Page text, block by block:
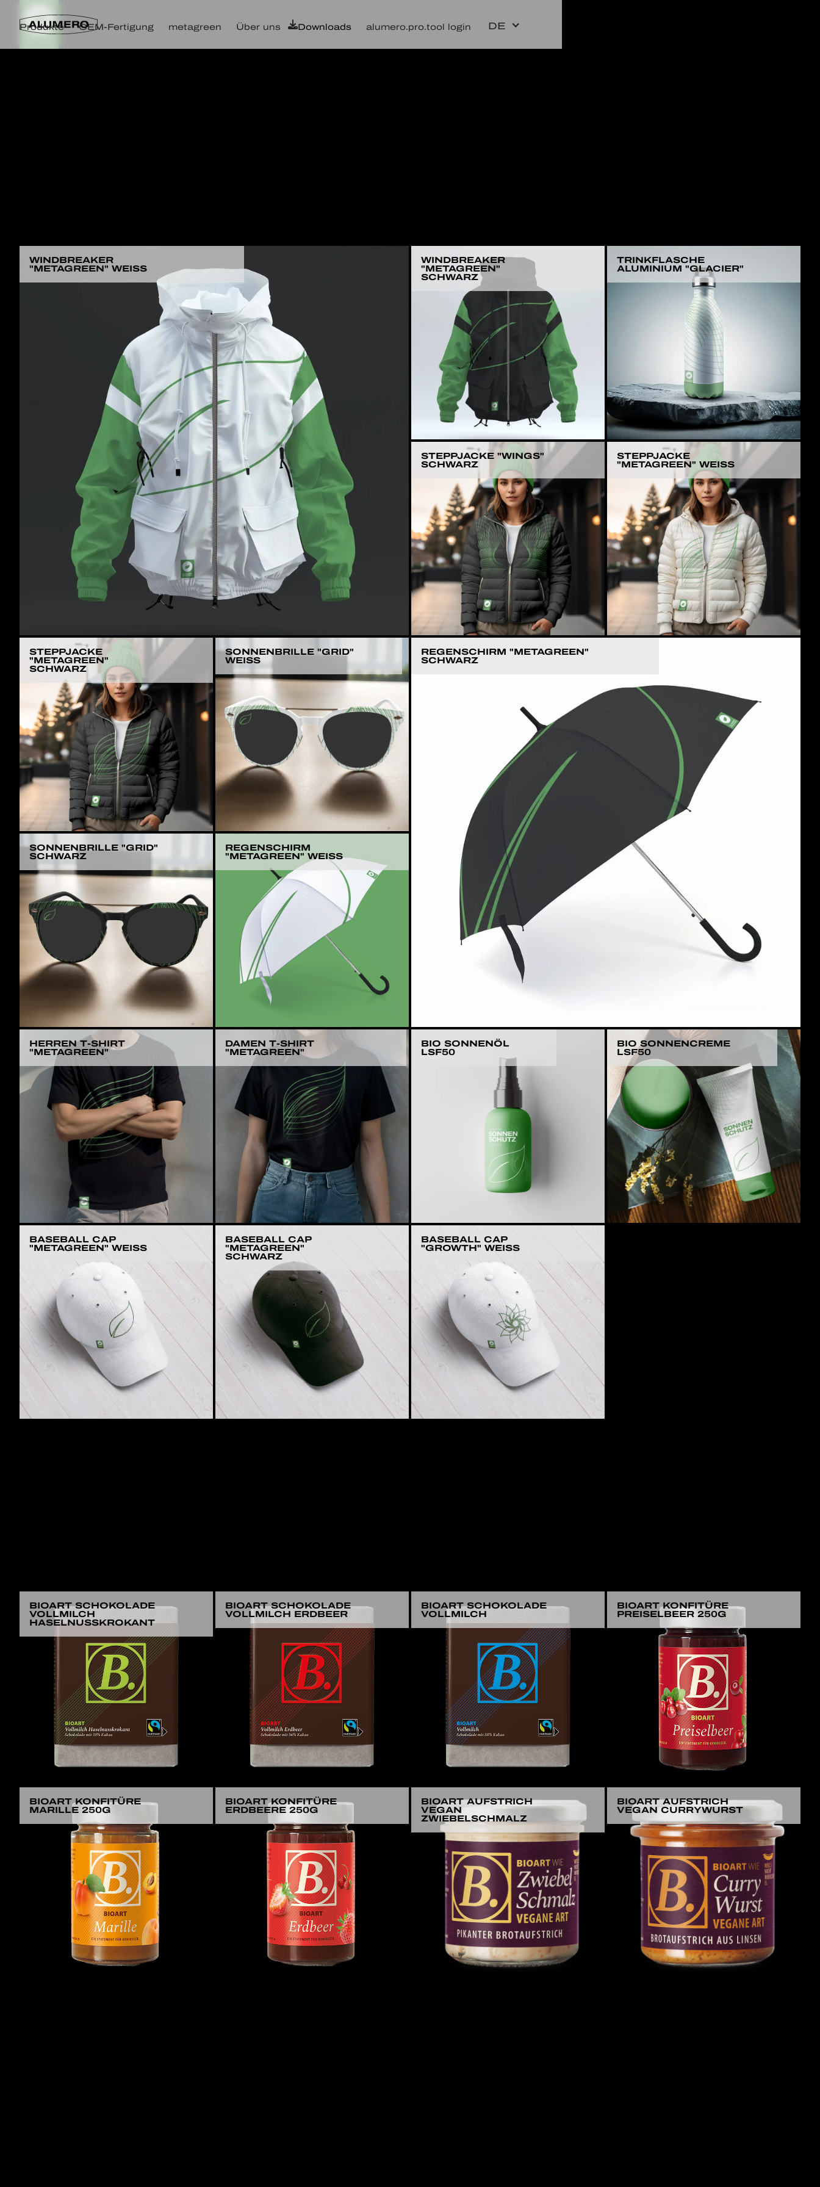
Produkte OEM-Fertigung metagreen Über uns Downloads alumero.pro.tool login DE
WINDBREAKER
"METAGREEN" WEISS
WINDBREAKER
"METAGREEN"
SCHWARZ
TRINKFLASCHE
ALUMINIUM "GLACIER"
STEPPJACKE "WINGS"
SCHWARZ
STEPPJACKE
"METAGREEN" WEISS
STEPPJACKE
"METAGREEN"
SCHWARZ
SONNENBRILLE "GRID"
WEISS
SONNENBRILLE "GRID"
SCHWARZ
REGENSCHIRM
"METAGREEN" WEISS
REGENSCHIRM "METAGREEN"
SCHWARZ
HERREN T-SHIRT
"METAGREEN"
DAMEN T-SHIRT
"METAGREEN"
BIO SONNENÖL
LSF50
BIO SONNENCREME
LSF50
BASEBALL CAP
"METAGREEN" WEISS
BASEBALL CAP
"METAGREEN"
SCHWARZ
BASEBALL CAP
"GROWTH" WEISS
BIOART SCHOKOLADE
VOLLMILCH
HASELNUSSKROKANT
BIOART SCHOKOLADE
VOLLMILCH ERDBEER
BIOART SCHOKOLADE
VOLLMILCH
BIOART KONFITÜRE
PREISELBEER 250G
BIOART KONFITÜRE
MARILLE 250G
BIOART KONFITÜRE
ERDBEERE 250G
BIOART AUFSTRICH
VEGAN
ZWIEBELSCHMALZ
BIOART AUFSTRICH
VEGAN CURRYWURST